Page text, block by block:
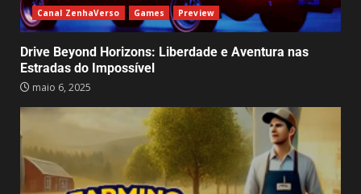
Canal ZenhaVerso Games Preview
Drive Beyond Horizons: Liberdade e Aventura nas
Estradas do Impossível
maio 6, 2025